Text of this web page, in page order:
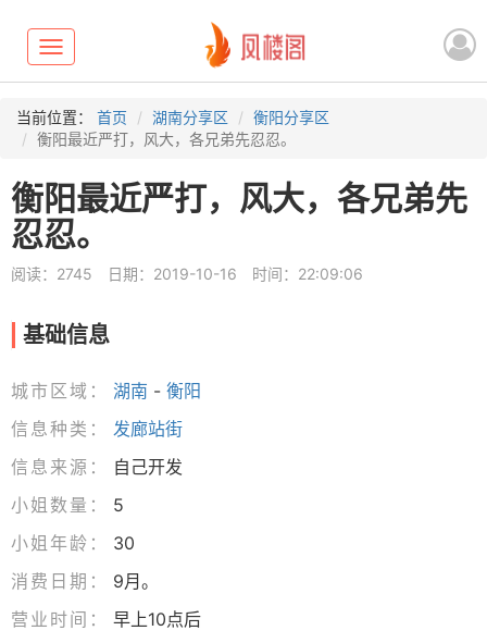
Toggle
navigation
当前位置： 首页 湖南分享区
衡阳分享区
衡阳最近严打，风大，各兄弟先忍忍。
衡阳最近严打，风大，各兄弟先
忍忍。
阅读：2745 日期：2019-10-16 时间：22:09:06
基础信息
城市区域： 湖南 - 衡阳
信息种类：
发廊站街
信息来源：
自己开发
小姐数量：
5
小姐年龄：
30
消费日期：
9月。
营业时间：
早上10点后